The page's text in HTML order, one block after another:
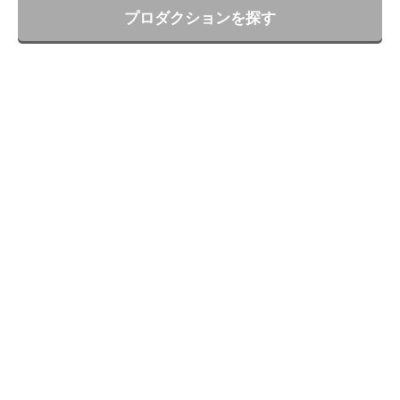
プロダクションを探す